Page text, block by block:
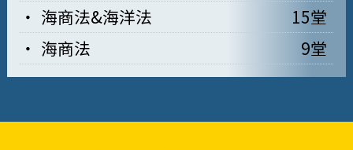
海商法&海洋法
15堂
海商法
9堂